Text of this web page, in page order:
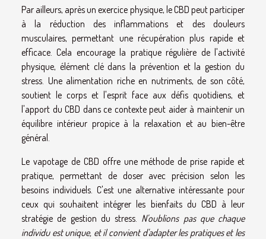
Par ailleurs, après un exercice physique, le CBD peut participer
à la réduction des inflammations et des douleurs
musculaires, permettant une récupération plus rapide et
efficace. Cela encourage la pratique régulière de l'activité
physique, élément clé dans la prévention et la gestion du
stress. Une alimentation riche en nutriments, de son côté,
soutient le corps et l'esprit face aux défis quotidiens, et
l'apport du CBD dans ce contexte peut aider à maintenir un
équilibre intérieur propice à la relaxation et au bien-être
général.
Le vapotage de CBD offre une méthode de prise rapide et
pratique, permettant de doser avec précision selon les
besoins individuels. C'est une alternative intéressante pour
ceux qui souhaitent intégrer les bienfaits du CBD à leur
stratégie de gestion du stress. N'oublions pas que chaque
individu est unique, et il convient d'adapter les pratiques et les